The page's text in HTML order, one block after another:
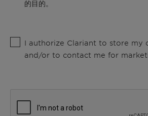
的目的。
I authorize Clariant to store my
and/or to contact me for